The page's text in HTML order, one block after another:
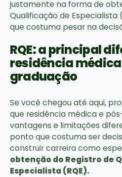
justamente na forma de
Qualificação de Especialista
que costuma pesar na
RQE: a principal
residência
graduação
Se você chegou até aqui,
que residência médica e
vantagens e limitações
ponto que costuma ser
construir carreira como
obtenção do Registro de
Especialista (RQE).